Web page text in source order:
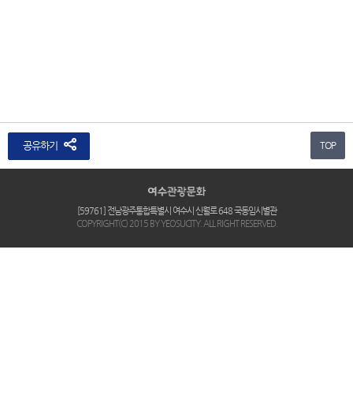
공유하기 TOP
[59761] 전남광주통합특별시 여수시 신월로 648 국동임시별관
COPYRIGHT(C) 2015 BY YEOSUCITY. ALL RIGHT RESERVED.